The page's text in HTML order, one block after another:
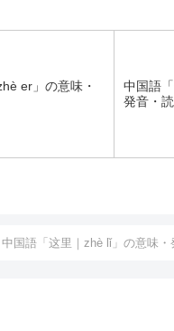
er」の意味・
中国語
発音・
中国語「这里｜zhè lǐ」の意味・